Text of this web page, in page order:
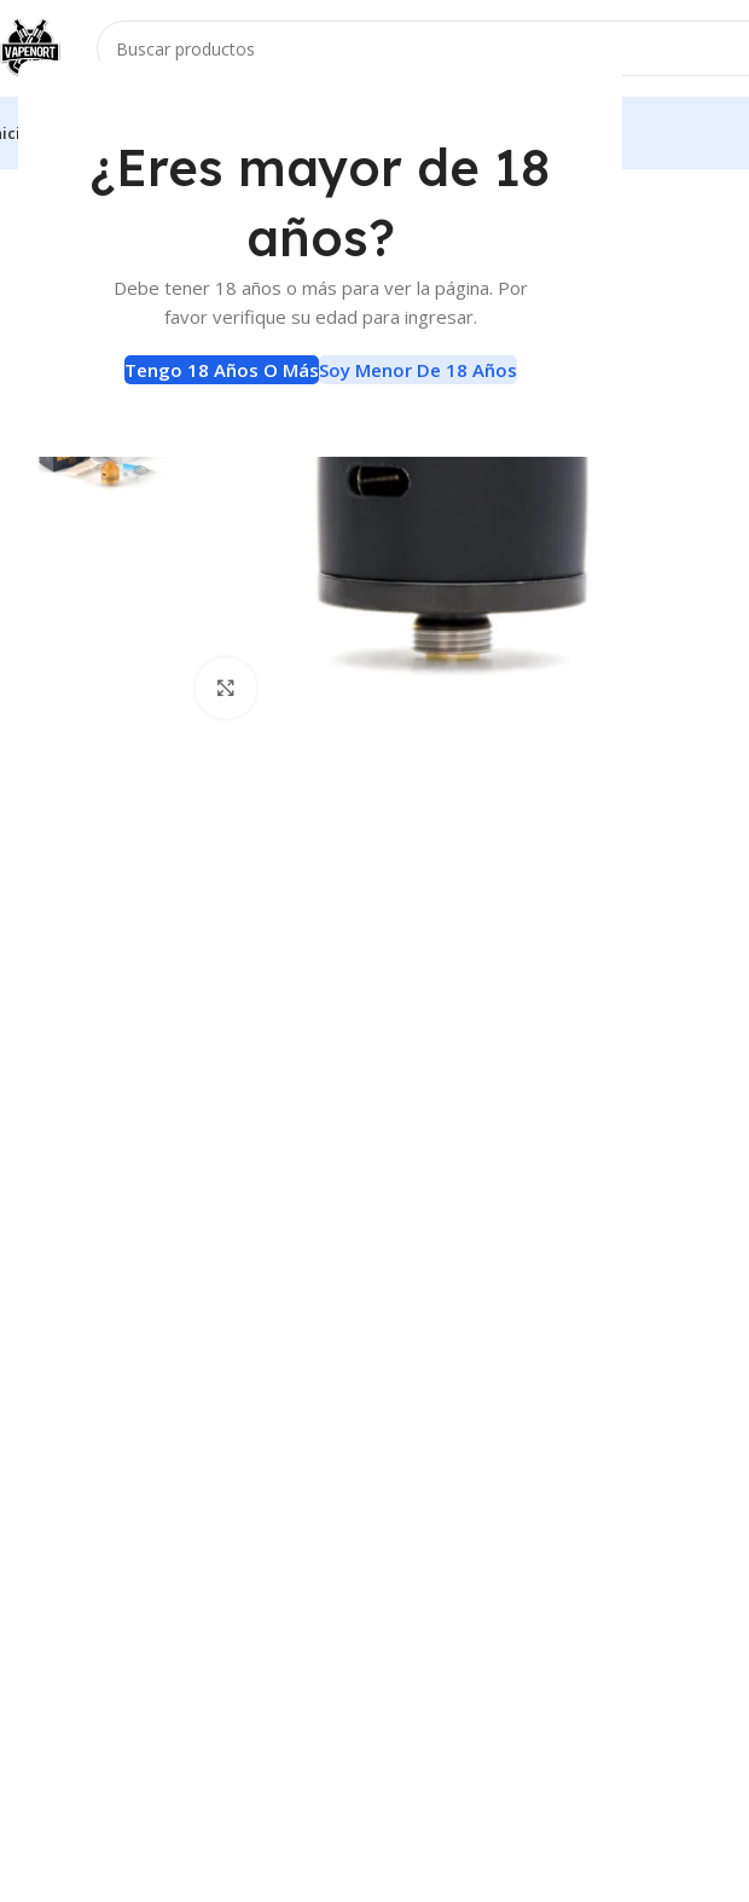
¿Eres mayor de 18
años?
Debe tener 18 años o más para ver la página. Por
favor verifique su edad para ingresar.
Tengo 18 Años O MásSoy Menor De 18 Años
Atomizadores RDA Atomizador Oumier Wasp Nano Rda